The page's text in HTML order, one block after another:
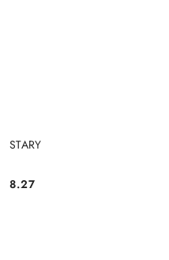
STARY
Cena:
8.27